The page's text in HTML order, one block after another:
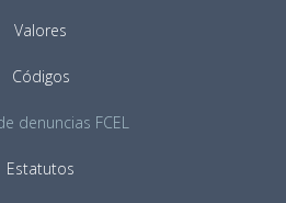
Valores
Códigos
denuncias FCEL
Estatutos